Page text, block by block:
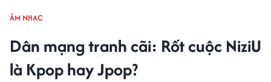
ÂM NHẠC
Dân mạng tranh cãi: Rốt cuộc NiziU
là Kpop hay Jpop?